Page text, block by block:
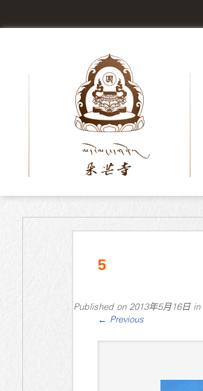
5
Published on 2013年5月16日in
← Previous